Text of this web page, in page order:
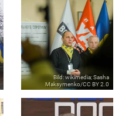
Source
(Credits)
Bild: wikimedia; Sasha
Maksymenko/CC BY 2.0